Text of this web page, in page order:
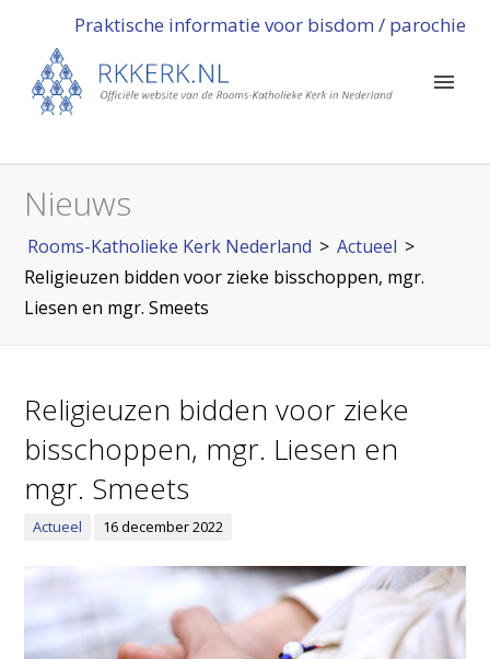
Praktische informatie voor bisdom / parochie
Nieuws
Rooms-Katholieke Kerk Nederland > Actueel >
Religieuzen bidden voor zieke bisschoppen, mgr.
Liesen en mgr. Smeets
Religieuzen bidden voor zieke
bisschoppen, mgr. Liesen en
mgr. Smeets
Actueel 16 december 2022